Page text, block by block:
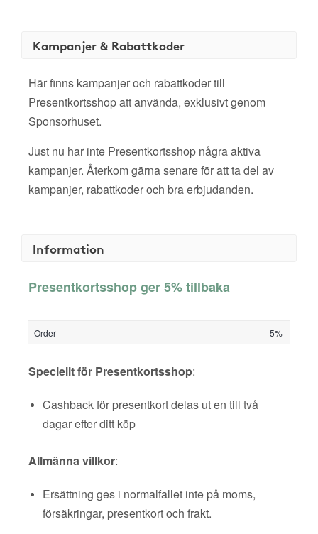
Kampanjer & Rabattkoder
Här finns kampanjer och rabattkoder till
Presentkortsshop att använda, exklusivt genom
Sponsorhuset.
Just nu har inte Presentkortsshop några aktiva
kampanjer. Återkom gärna senare för att ta del av
kampanjer, rabattkoder och bra erbjudanden.
Information
Presentkortsshop ger 5% tillbaka
Order 5%
Speciellt för Presentkortsshop:
Cashback för presentkort delas ut en till två
dagar efter ditt köp
Allmänna villkor:
Ersättning ges i normalfallet inte på moms,
försäkringar, presentkort och frakt.